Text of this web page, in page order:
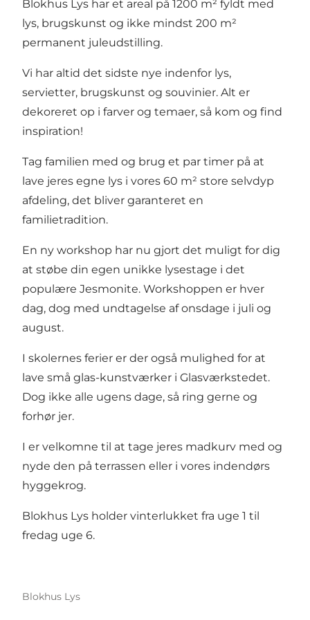
Blokhus Lys har et areal på 1200 m² fyldt med
lys, brugskunst og ikke mindst 200 m²
permanent juleudstilling.
Vi har altid det sidste nye indenfor lys,
servietter, brugskunst og souvinier. Alt er
dekoreret op i farver og temaer, så kom og find
inspiration!
Tag familien med og brug et par timer på at
lave jeres egne lys i vores 60 m² store selvdyp
afdeling, det bliver garanteret en
familietradition.
En ny workshop har nu gjort det muligt for dig
at støbe din egen unikke lysestage i det
populære Jesmonite. Workshoppen er hver
dag, dog med undtagelse af onsdage i juli og
august.
I skolernes ferier er der også mulighed for at
lave små glas-kunstværker i Glasværkstedet.
Dog ikke alle ugens dage, så ring gerne og
forhør jer.
I er velkomne til at tage jeres madkurv med og
nyde den på terrassen eller i vores indendørs
hyggekrog.
Blokhus Lys holder vinterlukket fra uge 1 til
fredag uge 6.
Blokhus Lys